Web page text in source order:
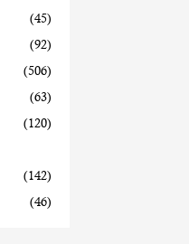
(45)
(92)
(506)
(63)
(120)
(142)
(46)